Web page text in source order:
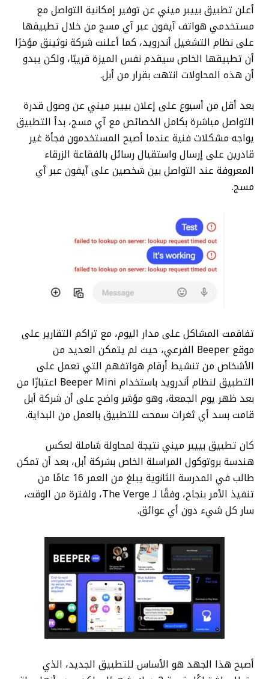
أعلن تطبيق بييبر ميني عن توفير إمكانية التواصل مع
مستخدمي هواتف آيفون عبر آي مسج من خلال تطبيقها
على نظام التشغيل أندرويد، كما أعلنت شركة نوثينق مؤخرًا
أن تطبيقها الخاص سيقدم نفس الميزة قريبًا، ولكن يبدو
أن هذه المحاولات انتهت بقرار من أبل.
بعد أقل من أسبوع على إعلان بييبر ميني عن وصول قدرة
التواصل مباشرة بكامل الخصائص مع آي مسج، بدأ التطبيق
يواجه مشكلات فنية عندما أصبح المستخدمون فجأة غير
قادرين على إرسال واستقبال رسائل بالفقاعة الزرقاء
المعروفة عند التواصل بين شخصين على آيفون عبر آي
مسج.
تفاقمت المشاكل على مدار اليوم، مع تراكم التقارير على
موقع Beeper الفرعي، حيث لم يتمكن العديد من
الأشخاص من تنشيط أرقام هواتفهم التي تعمل على
التطبيق لنظام أندرويد باستخدام Beeper Mini اعتبارًا من
بعد ظهر يوم الجمعة، وهو مؤشر واضح على أن شركة أبل
قامت بسد أي ثغرات سمحت للتطبيق بالعمل من البداية.
كان تطبيق بييبر ميني نتيجة لمحاولة شاملة لعكس
هندسة بروتوكول المراسلة الخاص بشركة أبل، بعد أن تمكن
طالب في المدرسة الثانوية يبلغ من العمر 16 عامًا من
تنفيذ الأمر بنجاح، وفقًا لـ The Verge، ولفترة من الوقت،
سار كل شيء دون أي عوائق.
أصبح هذا الجهد هو الأساس للتطبيق الجديد، الذي